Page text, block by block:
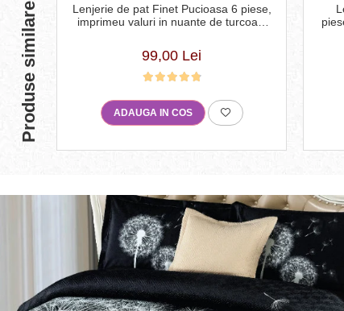
Produse similare
Lenjerie de pat Finet Pucioasa 6 piese,
imprimeu valuri in nuante de turcoaz,
99,00 Lei
ADAUGA IN COS